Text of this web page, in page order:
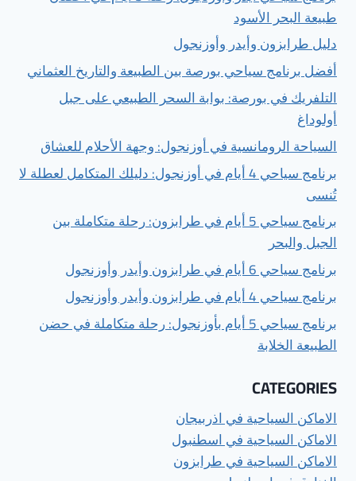
طبيعة البحر الأسود
دليل طرابزون وأيدر وأوزنجول
أفضل برنامج سياحي بورصة بين الطبيعة والتاريخ العثماني
التلفريك في بورصة: بوابة السحر الطبيعي على جبل
أولوداغ
السياحة الرومانسية في أوزنجول: وجهة الأحلام للعشاق
برنامج سياحي 4 أيام في أوزنجول: دليلك المتكامل لعطلة لا
تُنسى
برنامج سياحي 5 أيام في طرابزون: رحلة متكاملة بين
الجبل والبحر
برنامج سياحي 6 أيام في طرابزون وأيدر وأوزنجول
برنامج سياحي 4 أيام في طرابزون وأيدر وأوزنجول
برنامج سياحي 5 أيام بأوزنجول: رحلة متكاملة في حضن
الطبيعة الخلابة
CATEGORIES
الاماكن السياحية في اذربيجان
الاماكن السياحية في اسطنبول
الاماكن السياحية في طرابزون